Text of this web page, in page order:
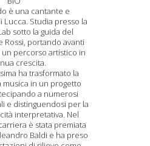
è una cantante e
Studia presso la
sotto la guida del
Rossi, portando avanti
percorso artistico in
crescita.
ha trasformato la
musica in un progetto
a numerosi
e distinguendosi per la
interpretativa. Nel
è stata premiata
Baldi e ha preso